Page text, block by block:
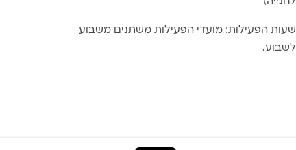
שעות הפעילות: מועדי הפעילות משתנים משבוע
לשבוע.